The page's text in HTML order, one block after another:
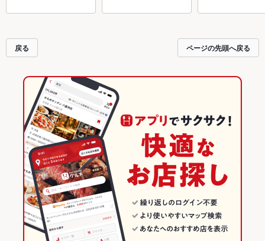
戻る ページの先頭へ戻る